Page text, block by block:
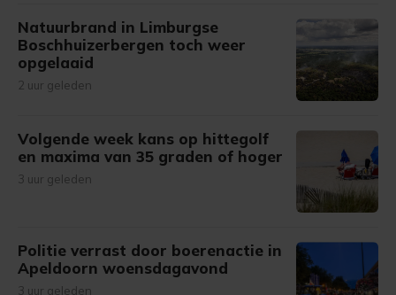
Natuurbrand in Limburgse
Boschhuizerbergen toch weer
opgelaaid
2 uur geleden
Volgende week kans op hittegolf
en maxima van 35 graden of hoger
3 uur geleden
Politie verrast door boerenactie in
Apeldoorn woensdagavond
3 uur geleden